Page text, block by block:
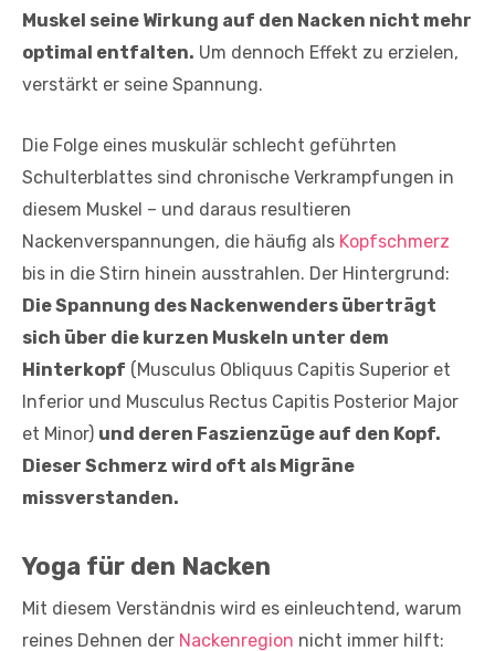
Muskel seine Wirkung auf den Nacken nicht mehr
optimal entfalten. Um dennoch Effekt zu erzielen,
verstärkt er seine Spannung.
Die Folge eines muskulär schlecht geführten
Schulterblattes sind chronische Verkrampfungen in
diesem Muskel – und daraus resultieren
Nackenverspannungen, die häufig als Kopfschmerz
bis in die Stirn hinein ausstrahlen. Der Hintergrund:
Die Spannung des Nackenwenders überträgt
sich über die kurzen Muskeln unter dem
Hinterkopf (Musculus Obliquus Capitis Superior et
Inferior und Musculus Rectus Capitis Posterior Major
et Minor) und deren Faszienzüge auf den Kopf.
Dieser Schmerz wird oft als Migräne
missverstanden.
Yoga für den Nacken
Mit diesem Verständnis wird es einleuchtend, warum
reines Dehnen der Nackenregion nicht immer hilft: